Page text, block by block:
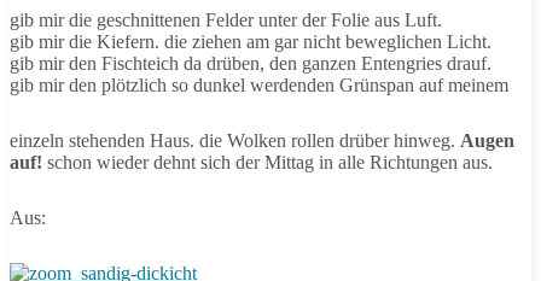
gib mir die geschnittenen Felder unter der Folie aus Luft.
gib mir die Kiefern. die ziehen am gar nicht beweglichen Licht.
gib mir den Fischteich da drüben, den ganzen Entengries drauf.
gib mir den plötzlich so dunkel werdenden Grünspan auf meinem
einzeln stehenden Haus. die Wolken rollen drüber hinweg. Augen
auf! schon wieder dehnt sich der Mittag in alle Richtungen aus.
Aus: